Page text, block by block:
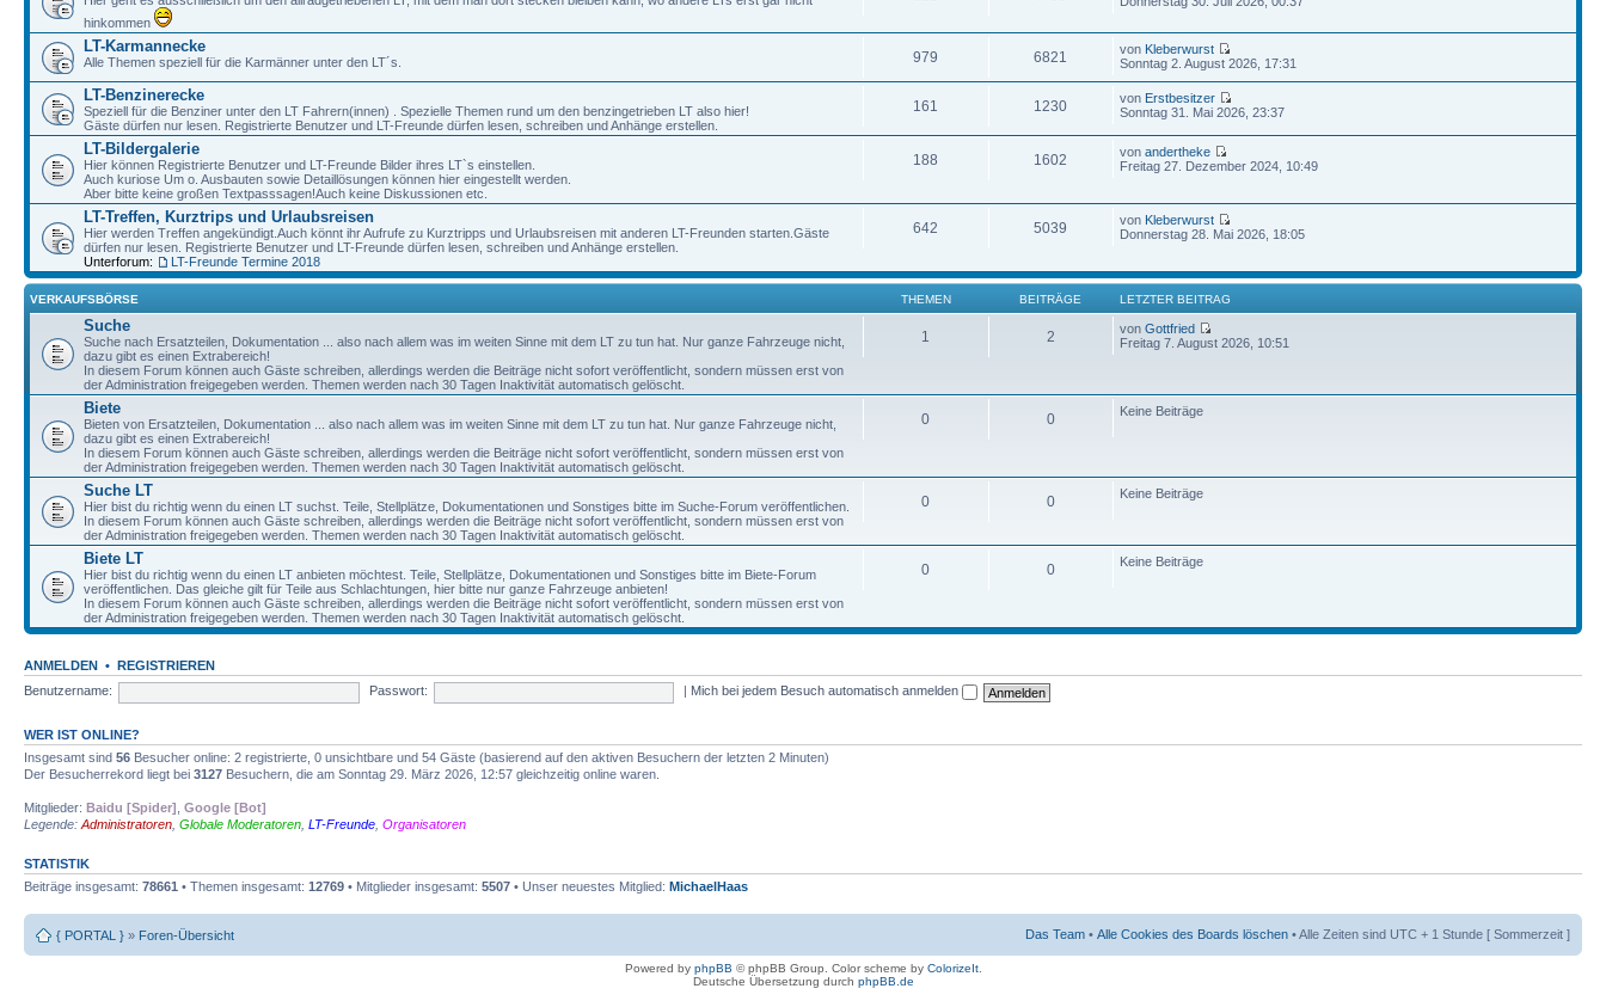
hinkommen
LT-Karmannecke
Alle Themen speziell für die Karmänner unter den LT´s. 979 6821 von Kleberwurst
Sonntag 2. August 2026, 17:31
LT-Benzinerecke
Speziell für die Benziner unter den LT Fahrern(innen) . Spezielle Themen rund um den benzingetrieben LT also hier!
Gäste dürfen nur lesen. Registrierte Benutzer und LT-Freunde dürfen lesen, schreiben und Anhänge erstellen.
161 1230 von Erstbesitzer
Sonntag 31. Mai 2026, 23:37
LT-Bildergalerie
Hier können Registrierte Benutzer und LT-Freunde Bilder ihres LT`s einstellen.
Auch kuriose Um o. Ausbauten sowie Detaillösungen können hier eingestellt werden.
Aber bitte keine großen Textpasssagen!Auch keine Diskussionen etc.
188 1602 vonandertheke
Freitag 27. Dezember 2024, 10:49
LT-Treffen, Kurztrips und Urlaubsreisen
Hier werden Treffen angekündigt.Auch könnt ihr Aufrufe zu Kurztripps und Urlaubsreisen mit anderen LT-Freunden starten.Gäste
dürfen nur lesen. Registrierte Benutzer und LT-Freunde dürfen lesen, schreiben und Anhänge erstellen.
Unterforum:
LT-Freunde Termine 2018
642 5039 von Kleberwurst
Donnerstag 28. Mai 2026, 18:05
VERKAUFSBÖRSE THEMEN BEITRÄGE LETZTER BEITRAG
Suche
Suche nach Ersatzteilen, Dokumentation ... also nach allem was im weiten Sinne mit dem LT zu tun hat. Nur ganze Fahrzeuge nicht,
dazu gibt es einen Extrabereich!
In diesem Forum können auch Gäste schreiben, allerdings werden die Beiträge nicht sofort veröffentlicht, sondern müssen erst von
der Administration freigegeben werden. Themen werden nach 30 Tagen Inaktivität automatisch gelöscht.
1 2 vonGottfried
Freitag 7. August 2026, 10:51
Biete
Bieten von Ersatzteilen, Dokumentation ... also nach allem was im weiten Sinne mit dem LT zu tun hat. Nur ganze Fahrzeuge nicht,
dazu gibt es einen Extrabereich!
In diesem Forum können auch Gäste schreiben, allerdings werden die Beiträge nicht sofort veröffentlicht, sondern müssen erst von
der Administration freigegeben werden. Themen werden nach 30 Tagen Inaktivität automatisch gelöscht.
0 0 Keine Beiträge
Suche LT
Hier bist du richtig wenn du einen LT suchst. Teile, Stellplätze, Dokumentationen und Sonstiges bitte im Suche-Forum veröffentlichen.
In diesem Forum können auch Gäste schreiben, allerdings werden die Beiträge nicht sofort veröffentlicht, sondern müssen erst von
der Administration freigegeben werden. Themen werden nach 30 Tagen Inaktivität automatisch gelöscht.
0 0 Keine Beiträge
Biete LT
Hier bist du richtig wenn du einen LT anbieten möchtest. Teile, Stellplätze, Dokumentationen und Sonstiges bitte im Biete-Forum
veröffentlichen. Das gleiche gilt für Teile aus Schlachtungen, hier bitte nur ganze Fahrzeuge anbieten!
In diesem Forum können auch Gäste schreiben, allerdings werden die Beiträge nicht sofort veröffentlicht, sondern müssen erst von
der Administration freigegeben werden. Themen werden nach 30 Tagen Inaktivität automatisch gelöscht.
0 0 Keine Beiträge
ANMELDEN • REGISTRIEREN
Benutzername:
Passwort: Mich bei jedem Besuch automatisch anmelden
WER IST ONLINE?
Insgesamt sind 56 Besucher online: 2 registrierte, 0 unsichtbare und 54 Gäste (basierend auf den aktiven Besuchern der letzten 2 Minuten)
Der Besucherrekord liegt bei 3127 Besuchern, die am Sonntag 29. März 2026, 12:57 gleichzeitig online waren.
Mitglieder: Baidu [Spider] Google [Bot]
Legende: Administratoren Globale Moderatoren LT-Freunde Organisatoren
STATISTIK
Beiträge insgesamt: 78661 • Themen insgesamt: 12769 • Mitglieder insgesamt: 5507 • Unser neuestes Mitglied: MichaelHaas
{ PORTAL } » Foren-Übersicht Das Team • Alle Cookies des Boards löschen • Alle Zeiten sind UTC + 1 Stunde [ Sommerzeit ]
Powered by phpBB © phpBB Group. Color scheme by ColorizeIt.
Deutsche Übersetzung durch phpBB.de